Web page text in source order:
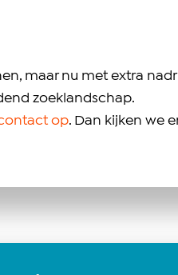
maar nu met extra
zoeklandschap.
op. Dan kijken we